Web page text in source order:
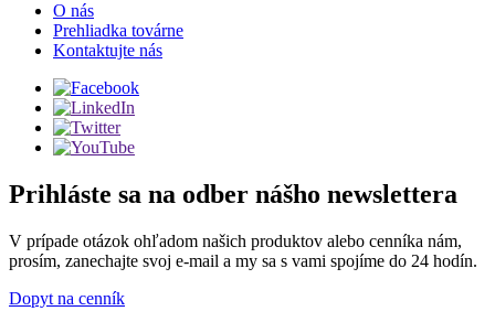
O nás
Prehliadka továrne
Kontaktujte nás
Prihláste sa na odber nášho newslettera
V prípade otázok ohľadom našich produktov alebo cenníka nám,
prosím, zanechajte svoj e-mail a my sa s vami spojíme do 24 hodín.
Dopyt na cenník